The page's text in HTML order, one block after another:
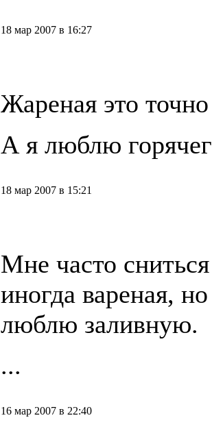
18 мар 2007 в 16:27
Жареная это
А я люблю
18 мар 2007 в 15:21
Мне часто
иногда вареная,
люблю заливную.
...
16 мар 2007 в 22:40